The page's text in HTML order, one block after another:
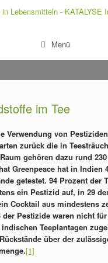
Menü
im Tee
Verwendung von
zurück die in
gehören dazu rund
Greenpeace hat in Indien
getestet. 94 Prozent der
ein Pestizid auf, in 29
Cocktail aus mindestens
der Pestizide waren nicht
Teeplantagen
über der
[1]